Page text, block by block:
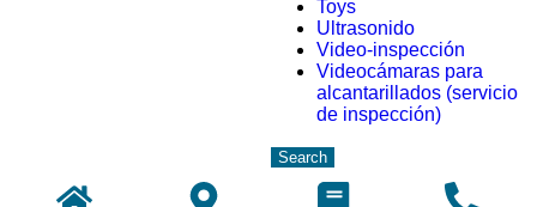
Toys
Ultrasonido
Video-inspección
Videocámaras para
alcantarillados (servicio
de inspección)
Search